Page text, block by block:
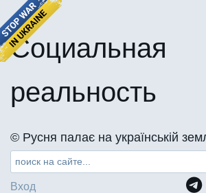
Социальная
реальность
©️ Русня палає на українській
Вход